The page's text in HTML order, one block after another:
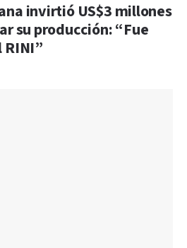
invirtió US$3 millones
su producción: “Fue
RINI”